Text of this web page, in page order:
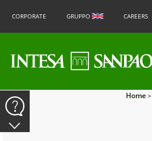
CORPORATE GRUPPO CAREERS
Home >